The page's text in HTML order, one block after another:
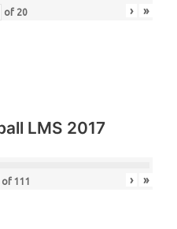
of 20 › »
LMS 2017
of 111 › »